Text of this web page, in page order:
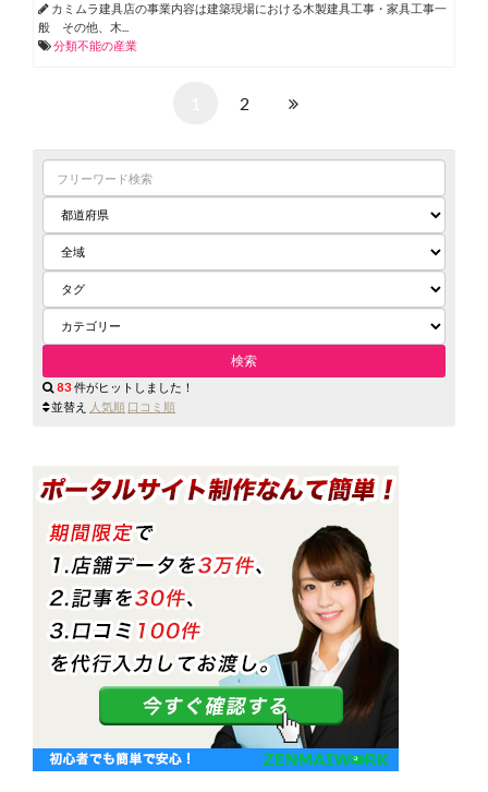
カミムラ建具店の事業内容は建築現場における木製建具工事・家具工事一
般 その他、木...
分類不能の産業
2
83 件がヒットしました！
並替え